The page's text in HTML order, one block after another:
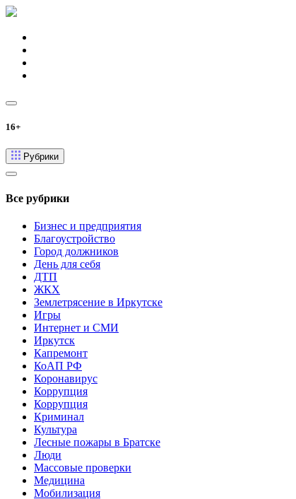
16+
Рубрики
Все рубрики
Бизнес и предприятия
Благоустройство
Город должников
День для себя
ДТП
ЖКХ
Землетрясение в Иркутске
Игры
Интернет и СМИ
Иркутск
Капремонт
КоАП РФ
Коронавирус
Коррупция
Коррупция
Криминал
Культура
Лесные пожары в Братске
Люди
Массовые проверки
Медицина
Мобилизация